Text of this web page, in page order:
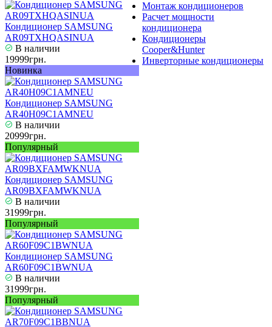
Кондиционер SAMSUNG
AR09TXHQASINUA
В наличии
19999грн.
Новинка
Кондиционер SAMSUNG
AR40H09C1AMNEU
В наличии
20999грн.
Популярный
Кондиционер SAMSUNG
AR09BXFAMWKNUA
В наличии
31999грн.
Популярный
Кондиционер SAMSUNG
AR60F09C1BWNUA
В наличии
31999грн.
Популярный
Монтаж кондиционеров
Расчет мощности
кондиционера
Кондиционеры
Cooper&Hunter
Инверторные кондиционеры